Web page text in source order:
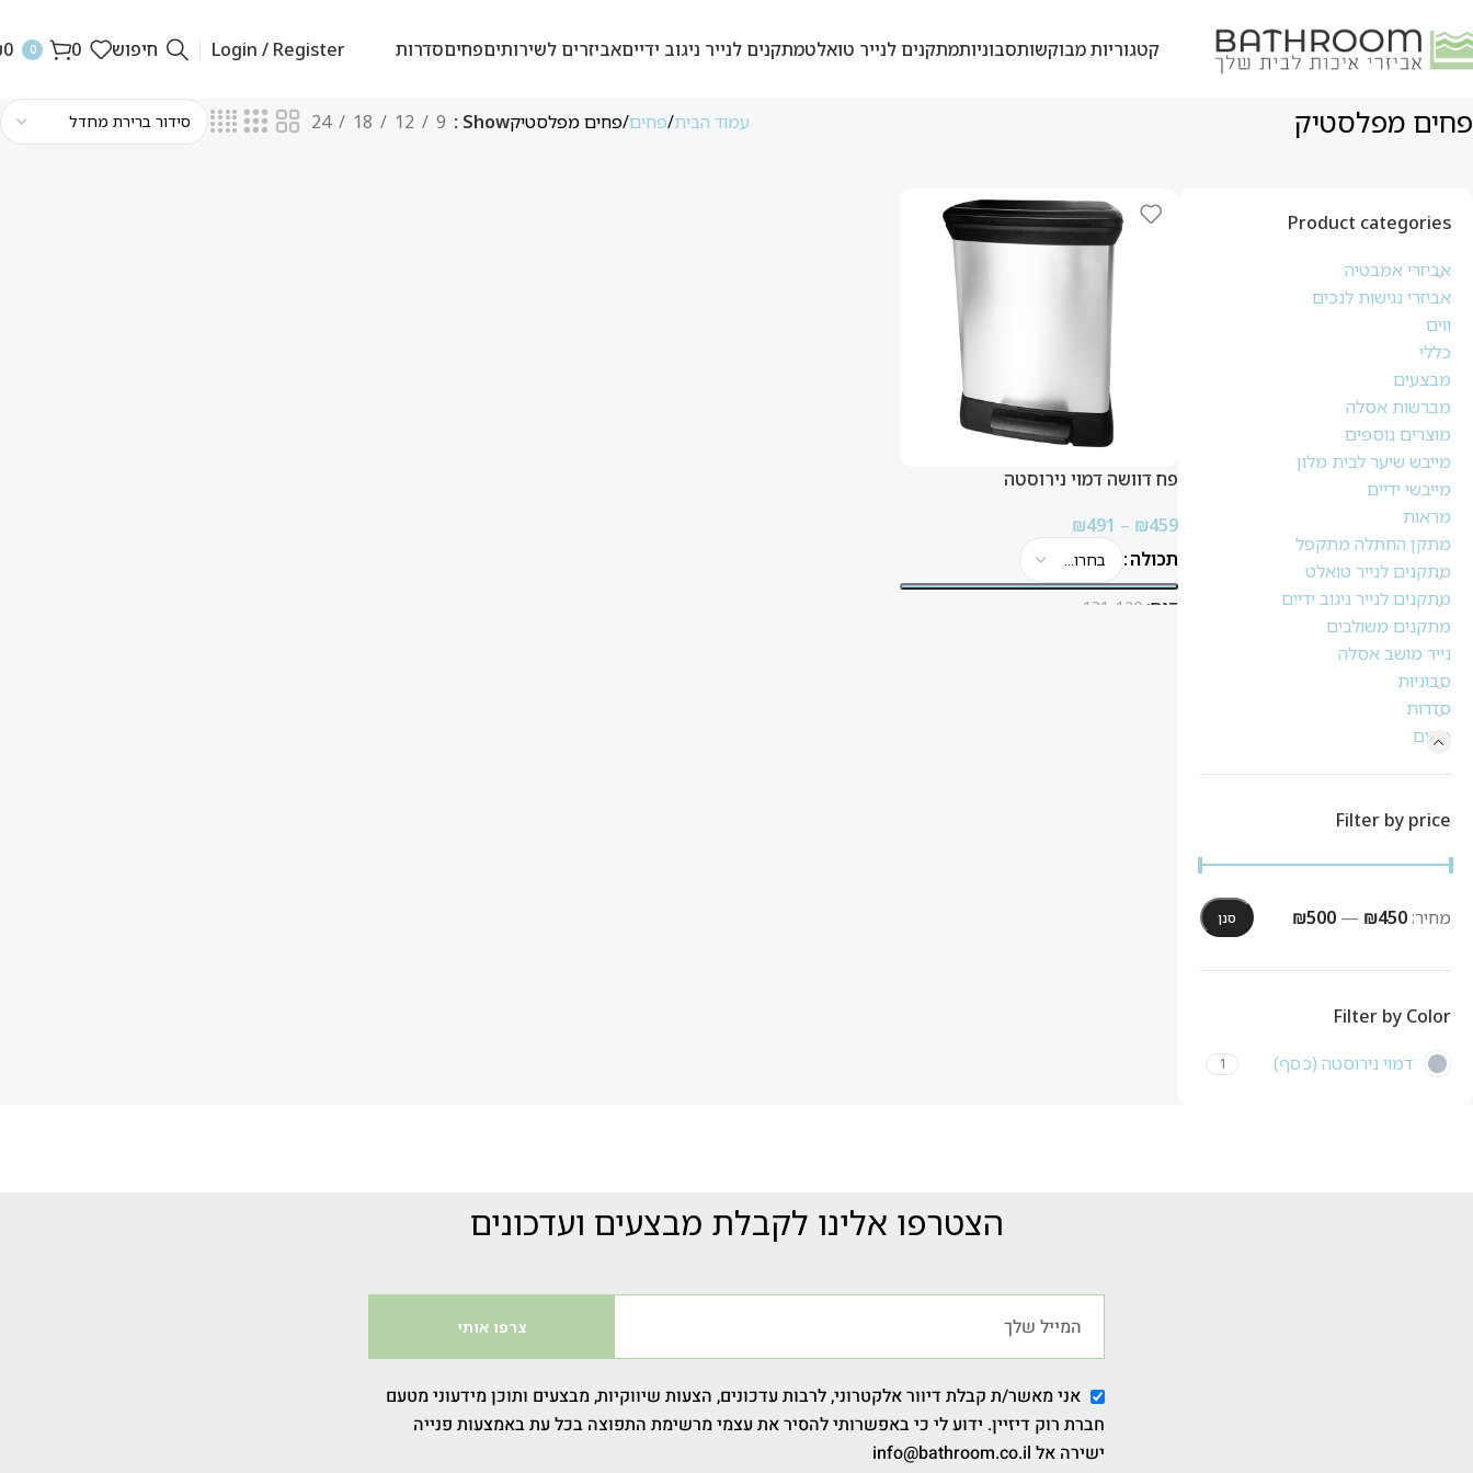
קטגוריות מבוקשותסבוניותמתקנים לנייר טואלטמתקנים לנייר ניגוב ידייםאביזרים לשירותיםפחיםסדרות Login / Register חיפוש 0
0
0
פחים מפלסטיק עמוד הבית פחים פחים מפלסטיקShow
9
12
18
24
Product categories
אביזרי אמבטיה
אביזרי נגישות לנכים
ווים
כללי
מבצעים
מברשות אסלה
מוצרים נוספים
מייבש שיער לבית מלון
מייבשי ידיים
מראות
מתקן החתלה מתקפל
מתקנים לנייר טואלט
מתקנים לנייר ניגוב ידיים
מתקנים משולבים
נייר מושב אסלה
סבוניות
סדרות
פחים
Filter by price
סנן מחיר: ₪450
—
₪500
Filter by Color
דמוי נירוסטה (כסף)
1
פח דוושה דמוי נירוסטה
₪459
–
₪491
תכולה
דגם: 131-120
הצטרפו אלינו לקבלת מבצעים ועדכונים
אני מאשר/ת קבלת דיוור אלקטרוני, לרבות עדכונים, הצעות שיווקיות, מבצעים ותוכן מידעוני מטעם
חברת רוק דיזיין. ידוע לי כי באפשרותי להסיר את עצמי מרשימת התפוצה בכל עת באמצעות פנייה
ישירה אל info@bathroom.co.il
צרפו אותי